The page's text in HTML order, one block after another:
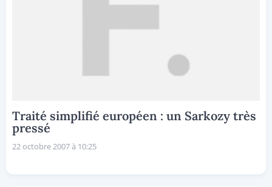
Traité simplifié européen : un Sarkozy très
pressé
22 octobre 2007 à 10:25